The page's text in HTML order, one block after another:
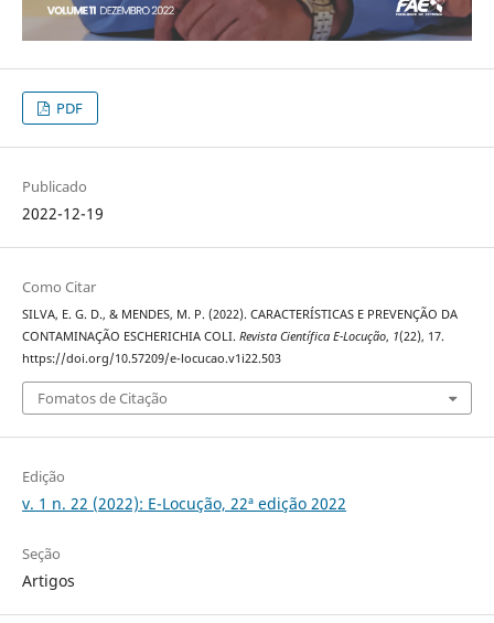
PDF
Publicado
2022-12-19
Como Citar
SILVA, E. G. D., & MENDES, M. P. (2022). CARACTERÍSTICAS E PREVENÇÃO DA
CONTAMINAÇÃO ESCHERICHIA COLI. Revista Científica E-Locução, 1(22), 17.
https://doi.org/10.57209/e-locucao.v1i22.503
Fomatos de Citação
Edição
v. 1 n. 22 (2022): E-Locução, 22ª edição 2022
Seção
Artigos